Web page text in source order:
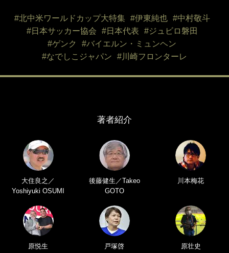
#北中米ワールドカップ大特集 #伊東純也
#中村敬斗
#日本サッカー協会
#日本代表
#ジュビロ磐田
#ゲンク
#バイエルン・ミュンヘン
#なでしこジャパン
#川崎フロンターレ
著者紹介
大住良之／
Yoshiyuki OSUMI
後藤健生／Takeo
GOTO
川本梅花
原悦生 戸塚啓 原壮史